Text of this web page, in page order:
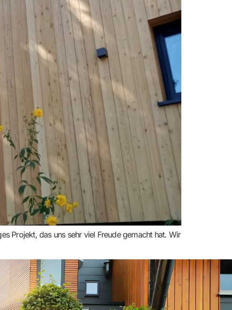
Projekt, das uns sehr viel Freude gemacht hat. Wir